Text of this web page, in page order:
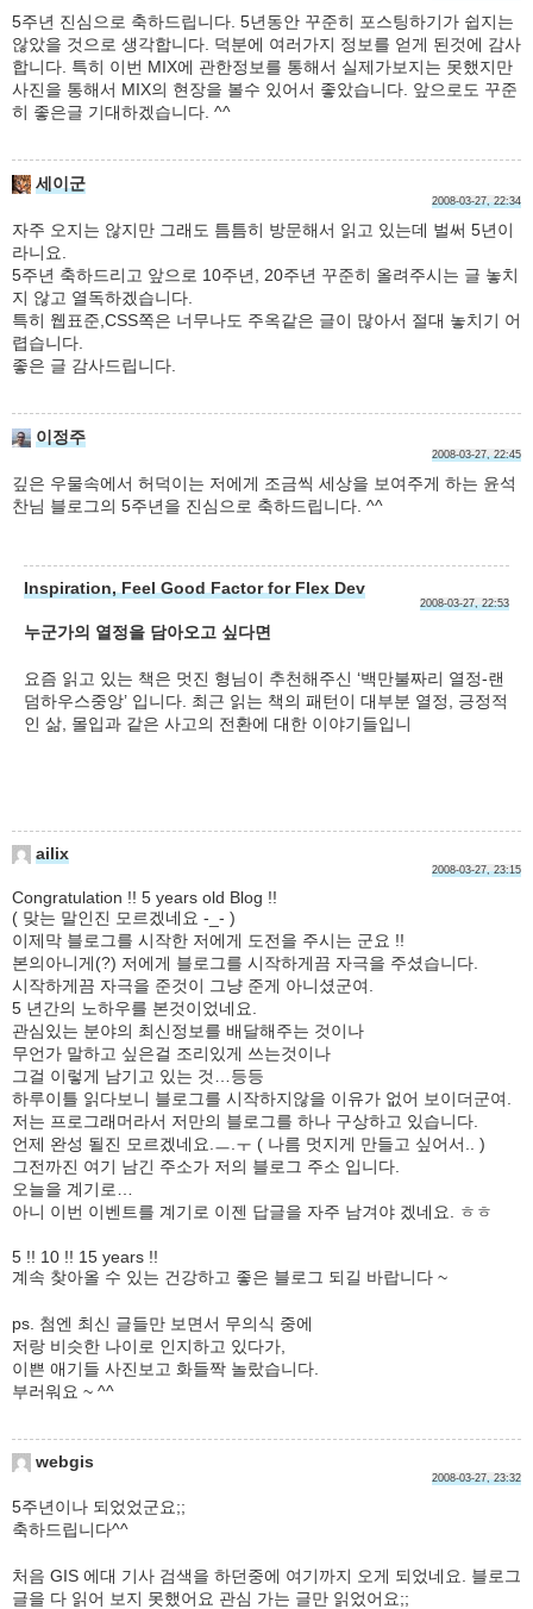
5주년 진심으로 축하드립니다. 5년동안 꾸준히 포스팅하기가 쉽지는
않았을 것으로 생각합니다. 덕분에 여러가지 정보를 얻게 된것에 감사
합니다. 특히 이번 MIX에 관한정보를 통해서 실제가보지는 못했지만
사진을 통해서 MIX의 현장을 볼수 있어서 좋았습니다. 앞으로도 꾸준
히 좋은글 기대하겠습니다. ^^
세이군
2008-03-27, 22:34
자주 오지는 않지만 그래도 틈틈히 방문해서 읽고 있는데 벌써 5년이
라니요.
5주년 축하드리고 앞으로 10주년, 20주년 꾸준히 올려주시는 글 놓치
지 않고 열독하겠습니다.
특히 웹표준,CSS쪽은 너무나도 주옥같은 글이 많아서 절대 놓치기 어
렵습니다.
좋은 글 감사드립니다.
이정주
2008-03-27, 22:45
깊은 우물속에서 허덕이는 저에게 조금씩 세상을 보여주게 하는 윤석
찬님 블로그의 5주년을 진심으로 축하드립니다. ^^
Inspiration, Feel Good Factor for Flex Dev
2008-03-27, 22:53
누군가의 열정을 담아오고 싶다면
요즘 읽고 있는 책은 멋진 형님이 추천해주신 ‘백만불짜리 열정-랜
덤하우스중앙’ 입니다. 최근 읽는 책의 패턴이 대부분 열정, 긍정적
인 삶, 몰입과 같은 사고의 전환에 대한 이야기들입니
ailix
2008-03-27, 23:15
Congratulation !! 5 years old Blog !!
( 맞는 말인진 모르겠네요 -_- )
이제막 블로그를 시작한 저에게 도전을 주시는 군요 !!
본의아니게(?) 저에게 블로그를 시작하게끔 자극을 주셨습니다.
시작하게끔 자극을 준것이 그냥 준게 아니셨군여.
5 년간의 노하우를 본것이었네요.
관심있는 분야의 최신정보를 배달해주는 것이나
무언가 말하고 싶은걸 조리있게 쓰는것이나
그걸 이렇게 남기고 있는 것…등등
하루이틀 읽다보니 블로그를 시작하지않을 이유가 없어 보이더군여.
저는 프로그래머라서 저만의 블로그를 하나 구상하고 있습니다.
언제 완성 될진 모르겠네요.ㅡ.ㅜ ( 나름 멋지게 만들고 싶어서.. )
그전까진 여기 남긴 주소가 저의 블로그 주소 입니다.
오늘을 계기로…
아니 이번 이벤트를 계기로 이젠 답글을 자주 남겨야 겠네요. ㅎㅎ
5 !! 10 !! 15 years !!
계속 찾아올 수 있는 건강하고 좋은 블로그 되길 바랍니다 ~
ps. 첨엔 최신 글들만 보면서 무의식 중에
저랑 비슷한 나이로 인지하고 있다가,
이쁜 애기들 사진보고 화들짝 놀랐습니다.
부러워요 ~ ^^
webgis
2008-03-27, 23:32
5주년이나 되었었군요;;
축하드립니다^^
처음 GIS 에대 기사 검색을 하던중에 여기까지 오게 되었네요. 블로그
글을 다 읽어 보지 못했어요 관심 가는 글만 읽었어요;;